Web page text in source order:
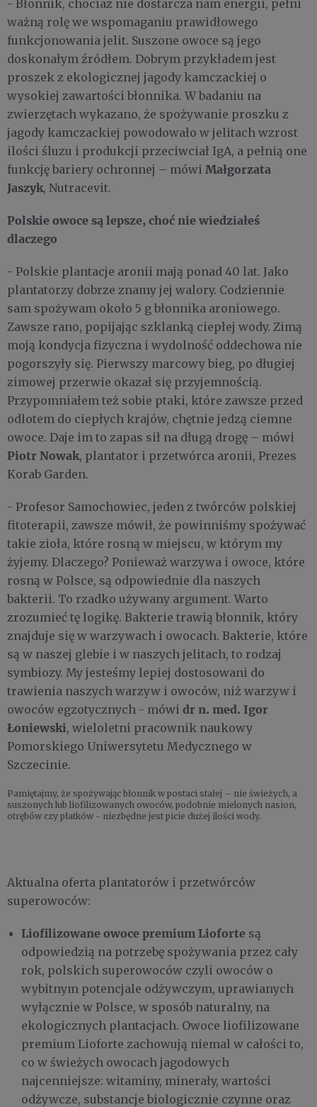
- Błonnik, chociaż nie dostarcza nam energii, pełni
ważną rolę we wspomaganiu prawidłowego
funkcjonowania jelit. Suszone owoce są jego
doskonałym źródłem. Dobrym przykładem jest
proszek z ekologicznej jagody kamczackiej o
wysokiej zawartości błonnika. W badaniu na
zwierzętach wykazano, że spożywanie proszku z
jagody kamczackiej powodowało w jelitach wzrost
ilości śluzu i produkcji przeciwciał IgA, a pełnią one
funkcję bariery ochronnej – mówi Małgorzata
Jaszyk, Nutracevit.
Polskie owoce są lepsze, choć nie wiedziałeś
dlaczego
- Polskie plantacje aronii mają ponad 40 lat. Jako
plantatorzy dobrze znamy jej walory. Codziennie
sam spożywam około 5 g błonnika aroniowego.
Zawsze rano, popijając szklanką ciepłej wody. Zimą
moją kondycja fizyczna i wydolność oddechowa nie
pogorszyły się. Pierwszy marcowy bieg, po długiej
zimowej przerwie okazał się przyjemnością.
Przypomniałem też sobie ptaki, które zawsze przed
odlotem do ciepłych krajów, chętnie jedzą ciemne
owoce. Daje im to zapas sił na długą drogę – mówi
Piotr Nowak, plantator i przetwórca aronii, Prezes
Korab Garden.
- Profesor Samochowiec, jeden z twórców polskiej
fitoterapii, zawsze mówił, że powinniśmy spożywać
takie zioła, które rosną w miejscu, w którym my
żyjemy. Dlaczego? Ponieważ warzywa i owoce, które
rosną w Polsce, są odpowiednie dla naszych
bakterii. To rzadko używany argument. Warto
zrozumieć tę logikę. Bakterie trawią błonnik, który
znajduje się w warzywach i owocach. Bakterie, które
są w naszej glebie i w naszych jelitach, to rodzaj
symbiozy. My jesteśmy lepiej dostosowani do
trawienia naszych warzyw i owoców, niż warzyw i
owoców egzotycznych - mówi dr n. med. Igor
Łoniewski, wieloletni pracownik naukowy
Pomorskiego Uniwersytetu Medycznego w
Szczecinie.
Pamiętajmy, że spożywając błonnik w postaci stałej – nie świeżych, a
suszonych lub liofilizowanych owoców, podobnie mielonych nasion,
otrębów czy płatków - niezbędne jest picie dużej ilości wody.
Aktualna oferta plantatorów i przetwórców
superowoców:
Liofilizowane owoce premium Lioforte są
odpowiedzią na potrzebę spożywania przez cały
rok, polskich superowoców czyli owoców o
wybitnym potencjale odżywczym, uprawianych
wyłącznie w Polsce, w sposób naturalny, na
ekologicznych plantacjach. Owoce liofilizowane
premium Lioforte zachowują niemal w całości to,
co w świeżych owocach jagodowych
najcenniejsze: witaminy, minerały, wartości
odżywcze, substancje biologicznie czynne oraz